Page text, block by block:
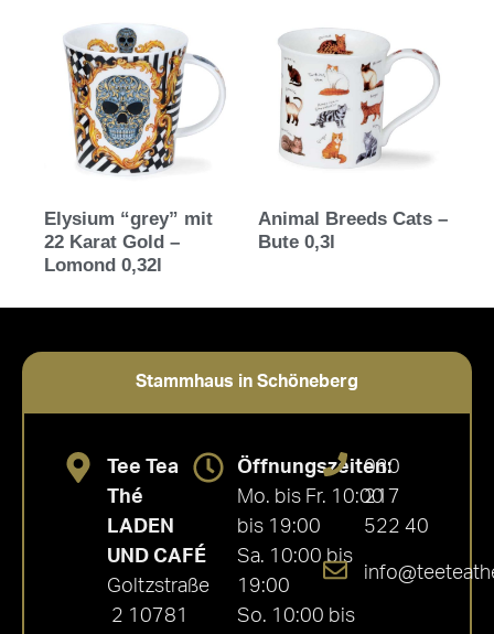
Elysium “grey” mit
22 Karat Gold –
Lomond 0,32l
Animal Breeds Cats –
Bute 0,3l
Stammhaus in Schöneberg
Tee Tea
Thé
LADEN
UND CAFÉ
Goltzstraße
2 10781
Öffnungszeiten:
Mo. bis Fr. 10:00
bis 19:00
Sa. 10:00 bis
19:00
So. 10:00 bis
030
217
522 40